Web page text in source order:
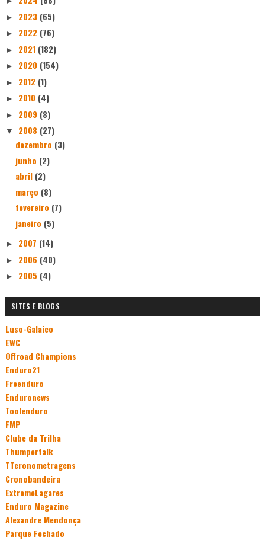
► 2023 (65)
► 2022 (76)
► 2021 (182)
► 2020 (154)
► 2012 (1)
► 2010 (4)
► 2009 (8)
▼ 2008 (27)
dezembro (3)
junho (2)
abril (2)
março (8)
fevereiro (7)
janeiro (5)
► 2007 (14)
► 2006 (40)
► 2005 (4)
SITES E BLOGS
Luso-Galaico
EWC
Offroad Champions
Enduro21
Freenduro
Enduronews
Toolenduro
FMP
Clube da Trilha
Thumpertalk
TTcronometragens
Cronobandeira
ExtremeLagares
Enduro Magazine
Alexandre Mendonça
Parque Fechado